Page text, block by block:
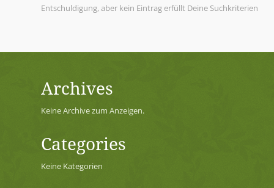
Entschuldigung, aber kein Eintrag erfüllt Deine Suchkriterien
Archives
Keine Archive zum Anzeigen.
Categories
Keine Kategorien